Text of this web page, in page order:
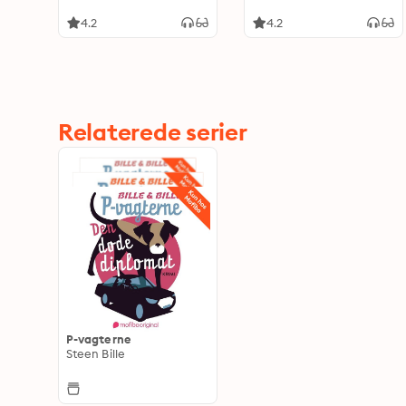
4.2 4.2
Relaterede serier
P-vagterne
Steen Bille